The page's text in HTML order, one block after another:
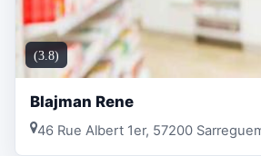
(3.8)
Blajman Rene
46 Rue Albert 1er, 57200